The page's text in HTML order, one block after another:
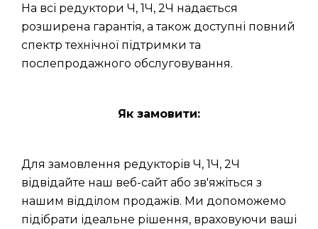
На всі редуктори Ч, 1Ч, 2Ч надається
розширена гарантія, а також доступні повний
спектр технічної підтримки та
послепродажного обслуговування.
Як замовити:
Для замовлення редукторів Ч, 1Ч, 2Ч
відвідайте наш веб-сайт або зв'яжіться з
нашим відділом продажів. Ми допоможемо
підібрати ідеальне рішення, враховуючи ваші